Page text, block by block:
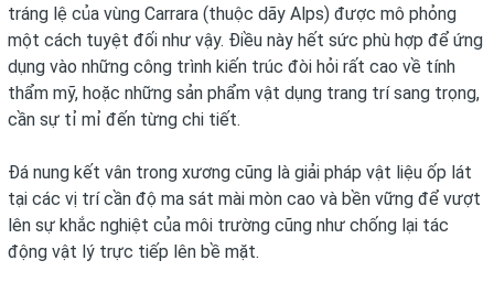
tráng lệ của vùng Carrara (thuộc dãy Alps) được mô phỏng
một cách tuyệt đối như vậy. Điều này hết sức phù hợp để ứng
dụng vào những công trình kiến trúc đòi hỏi rất cao về tính
thẩm mỹ, hoặc những sản phẩm vật dụng trang trí sang trọng,
cần sự tỉ mỉ đến từng chi tiết.
Đá nung kết vân trong xương cũng là giải pháp vật liệu ốp lát
tại các vị trí cần độ ma sát mài mòn cao và bền vững để vượt
lên sự khắc nghiệt của môi trường cũng như chống lại tác
động vật lý trực tiếp lên bề mặt.